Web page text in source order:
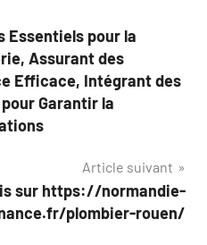
Essentiels pour la
Assurant des
Efficace, Intégrant des
Garantir la
Article suivant
sur https://normandie-
plombier-rouen/